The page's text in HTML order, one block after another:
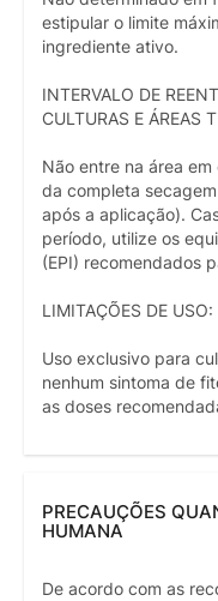
estipular o limite
ingrediente ativo.
INTERVALO DE
CULTURAS E ÁREAS
Não entre na área
da completa
após a aplicação).
período, utilize os
(EPI) recomendados
LIMITAÇÕES DE USO:
Uso exclusivo para
nenhum sintoma de
as doses
PRECAUÇÕES
HUMANA
De acordo com as